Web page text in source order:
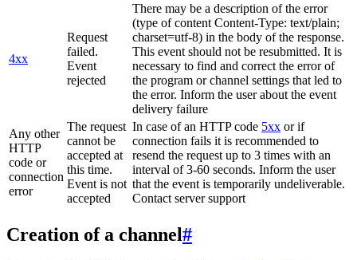
4xx
Request
failed.
Event
rejected
There may be a description of the error
(type of content Content-Type: text/plain;
charset=utf-8) in the body of the response.
This event should not be resubmitted. It is
necessary to find and correct the error of
the program or channel settings that led to
the error. Inform the user about the event
delivery failure
Any other
HTTP
code or
connection
error
The request
cannot be
accepted at
this time.
Event is not
accepted
In case of an HTTP code 5xx or if
connection fails it is recommended to
resend the request up to 3 times with an
interval of 3-60 seconds. Inform the user
that the event is temporarily undeliverable.
Contact server support
Creation of a channel#